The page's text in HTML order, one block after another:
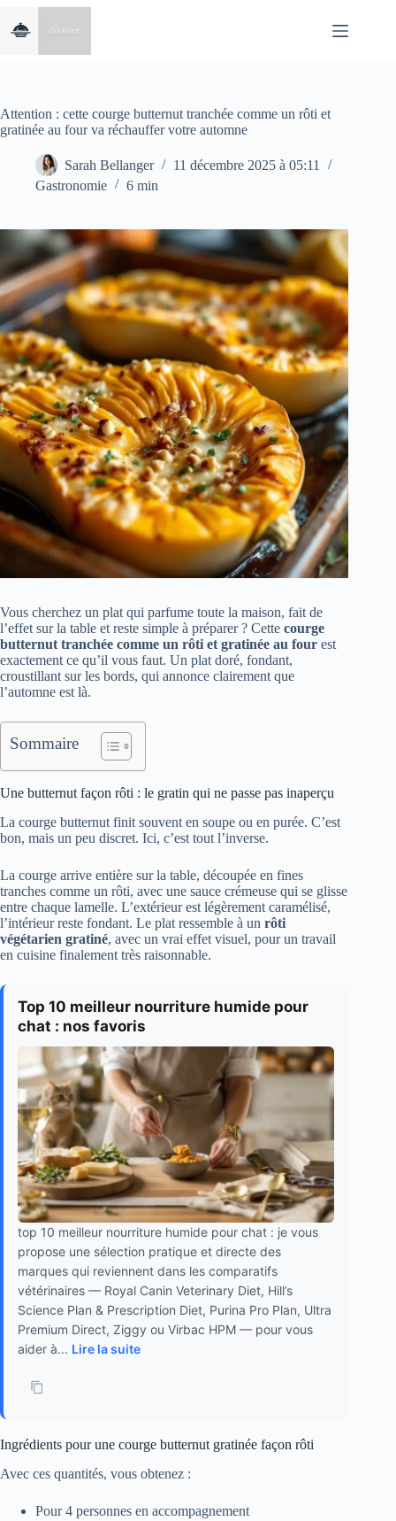
contenu
Attention : cette courge butternut tranchée comme un rôti et
gratinée au four va réchauffer votre automne
Sarah Bellanger
11 décembre 2025 à 05:11
Gastronomie
6 min
Vous cherchez un plat qui parfume toute la maison, fait de
l’effet sur la table et reste simple à préparer ? Cette courge
butternut tranchée comme un rôti et gratinée au four est
exactement ce qu’il vous faut. Un plat doré, fondant,
croustillant sur les bords, qui annonce clairement que
l’automne est là.
Sommaire
Une butternut façon rôti : le gratin qui ne passe pas inaperçu
La courge butternut finit souvent en soupe ou en purée. C’est
bon, mais un peu discret. Ici, c’est tout l’inverse.
La courge arrive entière sur la table, découpée en fines
tranches comme un rôti, avec une sauce crémeuse qui se glisse
entre chaque lamelle. L’extérieur est légèrement caramélisé,
l’intérieur reste fondant. Le plat ressemble à un rôti
végétarien gratiné, avec un vrai effet visuel, pour un travail
en cuisine finalement très raisonnable.
Top 10 meilleur nourriture humide pour
chat : nos favoris
top 10 meilleur nourriture humide pour chat : je vous
propose une sélection pratique et directe des
marques qui reviennent dans les comparatifs
vétérinaires — Royal Canin Veterinary Diet, Hill’s
Science Plan & Prescription Diet, Purina Pro Plan, Ultra
Premium Direct, Ziggy ou Virbac HPM — pour vous
aider à... Lire la suite
Ingrédients pour une courge butternut gratinée façon rôti
Avec ces quantités, vous obtenez :
Pour 4 personnes en accompagnement